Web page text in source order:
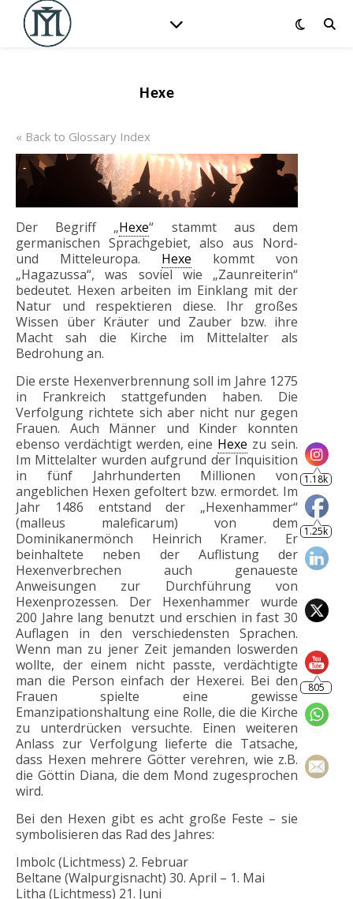
Hexe
« Back to Glossary Index
Der Begriff „Hexe“ stammt aus dem
germanischen Sprachgebiet, also aus Nord-
und Mitteleuropa. Hexe kommt von
„Hagazussa“, was soviel wie „Zaunreiterin“
bedeutet. Hexen arbeiten im Einklang mit der
Natur und respektieren diese. Ihr großes
Wissen über Kräuter und Zauber bzw. ihre
Macht sah die Kirche im Mittelalter als
Bedrohung an.
Die erste Hexenverbrennung soll im Jahre 1275
in Frankreich stattgefunden haben. Die
Verfolgung richtete sich aber nicht nur gegen
Frauen. Auch Männer und Kinder konnten
ebenso verdächtigt werden, eine Hexe zu sein.
Im Mittelalter wurden aufgrund der Inquisition
in fünf Jahrhunderten Millionen von
angeblichen Hexen gefoltert bzw. ermordet. Im
Jahr 1486 entstand der „Hexenhammer“
(malleus maleficarum) von dem
Dominikanermönch Heinrich Kramer. Er
beinhaltete neben der Auflistung der
Hexenverbrechen auch genaueste
Anweisungen zur Durchführung von
Hexenprozessen. Der Hexenhammer wurde
200 Jahre lang benutzt und erschien in fast 30
Auflagen in den verschiedensten Sprachen.
Wenn man zu jener Zeit jemanden loswerden
wollte, der einem nicht passte, verdächtigte
man die Person einfach der Hexerei. Bei den
Frauen spielte eine gewisse
Emanzipationshaltung eine Rolle, die die Kirche
zu unterdrücken versuchte. Einen weiteren
Anlass zur Verfolgung lieferte die Tatsache,
dass Hexen mehrere Götter verehren, wie z.B.
die Göttin Diana, die dem Mond zugesprochen
wird.
Bei den Hexen gibt es acht große Feste – sie
symbolisieren das Rad des Jahres:
Imbolc (Lichtmess) 2. Februar
Beltane (Walpurgisnacht) 30. April – 1. Mai
Litha (Lichtmess) 21. Juni
1.18k
1.25k
805